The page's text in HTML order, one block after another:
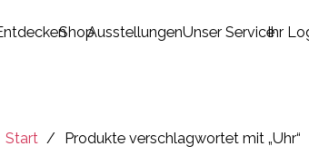
ShopAusstellungenUnser ServiceIhr
Start / Produkte verschlagwortet mit „Uhr“